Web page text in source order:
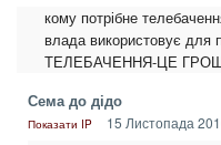
кому потрібне
влада використовує
ТЕЛЕБАЧЕННЯ-ЦЕ
Сема до дідо
Показати IP 15 Листопада